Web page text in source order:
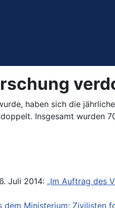
haben sich die
Insgesamt wurden
Juli 2014: „Im Auftrag des
dem Ministerium: Zivilisten